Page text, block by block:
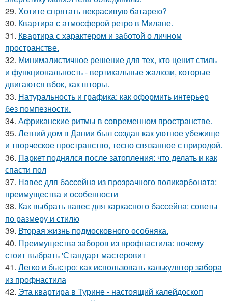
29. Хотите спрятать некрасивую батарею?
30. Квартира с атмосферой ретро в Милане.
31. Квартира с характером и заботой о личном
пространстве.
32. Минималистичное решение для тех, кто ценит стиль
и функциональность - вертикальные жалюзи, которые
двигаются вбок, как шторы.
33. Натуральность и графика: как оформить интерьер
без помпезности.
34. Африканские ритмы в современном пространстве.
35. Летний дом в Дании был создан как уютное убежище
и творческое пространство, тесно связанное с природой.
36. Паркет поднялся после затопления: что делать и как
спасти пол
37. Навес для бассейна из прозрачного поликарбоната:
преимущества и особенности
38. Как выбрать навес для каркасного бассейна: советы
по размеру и стилю
39. Вторая жизнь подмосковного особняка.
40. Преимущества заборов из профнастила: почему
стоит выбрать 'Стандарт мастеровит
41. Легко и быстро: как использовать калькулятор забора
из профнастила
42. Эта квартира в Турине - настоящий калейдоскоп